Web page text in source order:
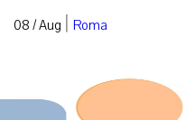
08 / Aug | Roma